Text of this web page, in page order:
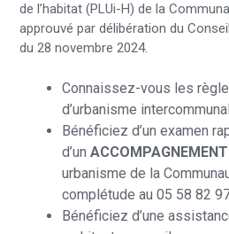
de l’habitat (PLUi-H) de la
approuvé par délibération du
du 28 novembre 2024.
Connaissez-vous les
d’urbanisme
Bénéficiez d’un examen
d’un ACCOMPAGNEMENT
urbanisme de la
complétude au 05 58 82
Bénéficiez d’une